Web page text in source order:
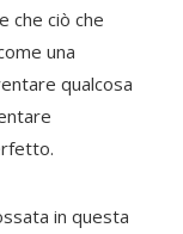
che ciò che
una
qualcosa
in questa